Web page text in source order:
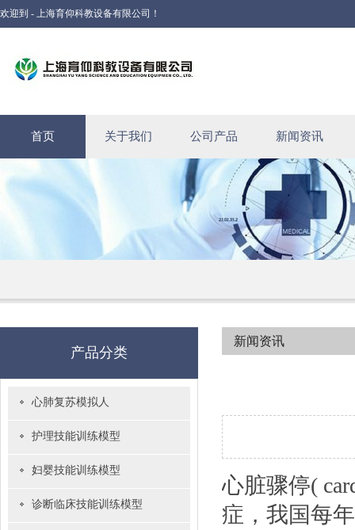
欢迎到 - 上海育仰科教设备有限公司！
首页 关于我们 公司产品 新闻资讯
产品分类
心肺复苏模拟人
护理技能训练模型
妇婴技能训练模型
诊断临床技能训练模型
新闻资讯
心脏骤停(
症，我国每